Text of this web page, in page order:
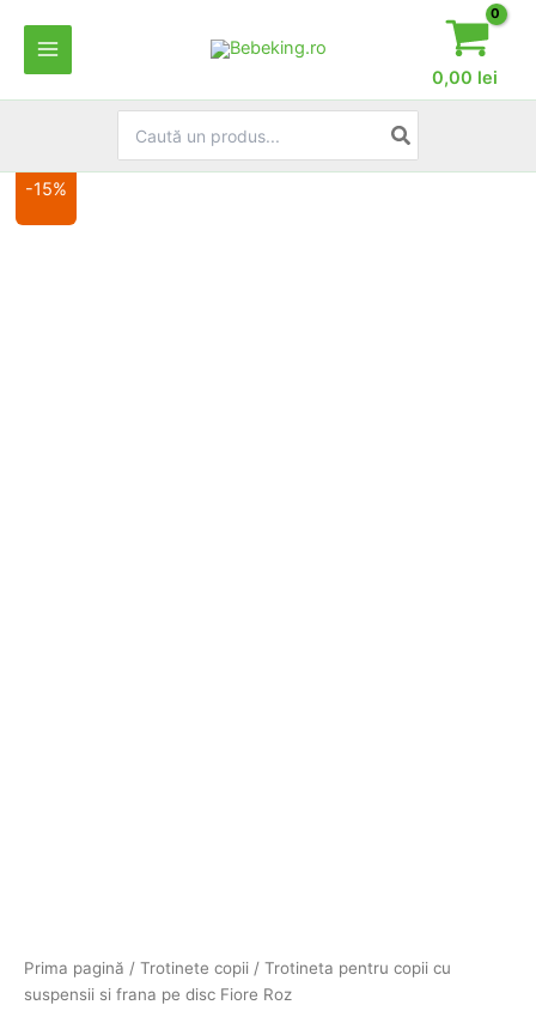
content
0,00 lei
for:
-15%
Prima pagină / Trotinete copii / Trotineta pentru copii cu
suspensii si frana pe disc Fiore Roz